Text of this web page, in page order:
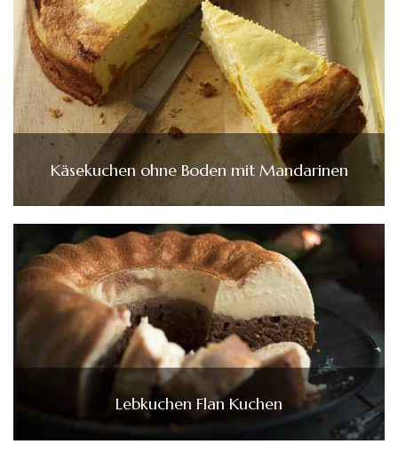
Käsekuchen ohne Boden mit Mandarinen
Lebkuchen Flan Kuchen